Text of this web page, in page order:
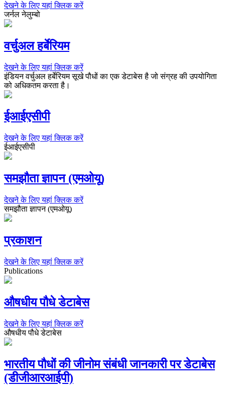
देखने के लिए यहां क्लिक करें
जर्नल नेलुम्बो
वर्चुअल हर्बेरियम
देखने के लिए यहां क्लिक करें
इंडियन वर्चुअल हर्बेरियम सूखे पौधों का एक डेटाबेस है जो संग्रह की उपयोगिता
को अधिकतम करता है।
ईआईएसीपी
देखने के लिए यहां क्लिक करें
ईआईएसीपी
समझौता ज्ञापन (एमओयू)
देखने के लिए यहां क्लिक करें
समझौता ज्ञापन (एमओयू)
प्रकाशन
देखने के लिए यहां क्लिक करें
Publications
औषधीय पौधे डेटाबेस
देखने के लिए यहां क्लिक करें
औषधीय पौधे डेटाबेस
भारतीय पौधों की जीनोम संबंधी जानकारी पर डेटाबेस
(डीजीआरआईपी)